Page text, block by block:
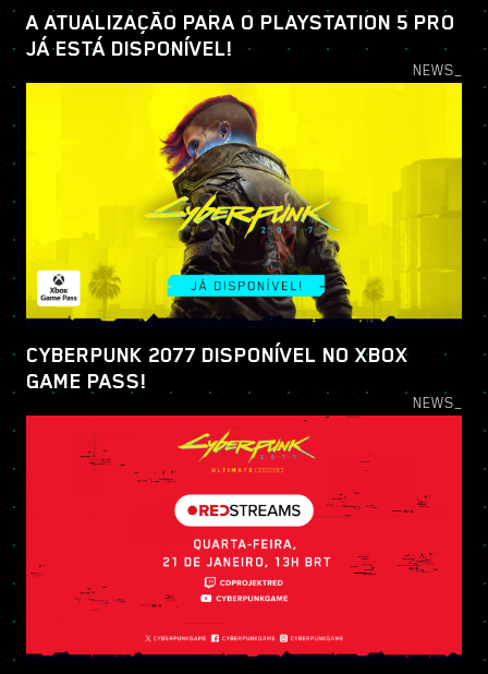
A ATUALIZAÇÃO PARA O PLAYSTATION 5 PRO
JÁ ESTÁ DISPONÍVEL!
NEWS_
CYBERPUNK 2077 DISPONÍVEL NO XBOX
GAME PASS!
NEWS_